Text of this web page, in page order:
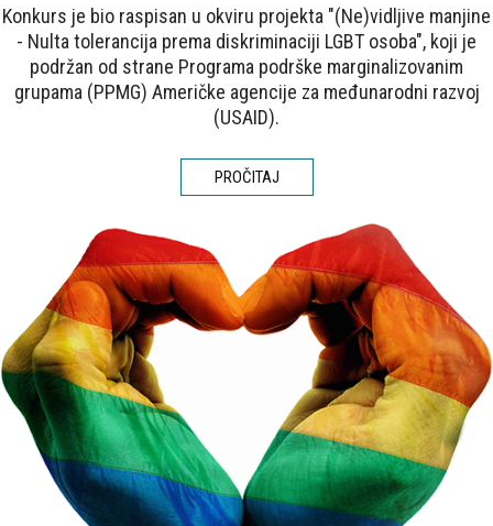
Konkurs je bio raspisan u okviru projekta "(Ne)vidljive manjine
- Nulta tolerancija prema diskriminaciji LGBT osoba", koji je
podržan od strane Programa podrške marginalizovanim
grupama (PPMG) Američke agencije za međunarodni razvoj
(USAID).
PROČITAJ